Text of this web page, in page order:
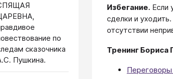
Избегание. Если
сделки и
отсутствии
Тренинг Бориса
по
сказочника
Пушкина.